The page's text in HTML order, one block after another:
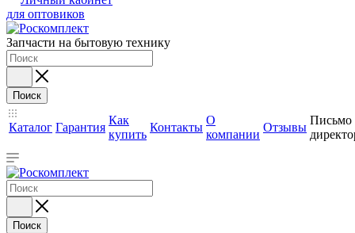
для оптовиков
Запчасти на бытовую технику
Поиск
Каталог Гарантия
Как
купить
Контакты
О
компании
Отзывы
Письмо
Поиск